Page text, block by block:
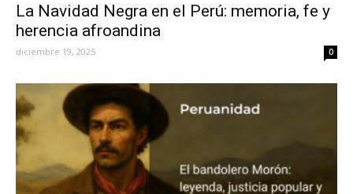
La Navidad Negra en el Perú: memoria, fe y
herencia afroandina
diciembre 19, 2025 0